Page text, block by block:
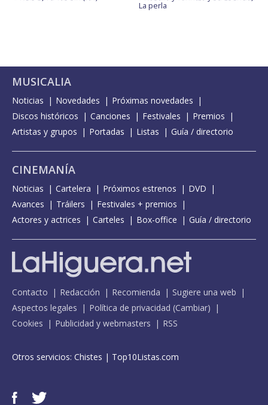
La perla
MUSICALIA
Noticias Novedades
Próximas novedades
Discos históricos
Canciones Festivales
Premios
Artistas y grupos
Portadas Listas Guía / directorio
CINEMANÍA
Noticias Cartelera Próximos estrenos
DVD
Avances
Tráilers
Festivales + premios
Actores y actrices
Carteles Box-office Guía / directorio
Contacto Redacción Recomienda
Sugiere una web
Aspectos legales
Política de privacidad (Cambiar)
Cookies
Publicidad y webmasters RSS
Otros servicios: Chistes | Top10Listas.com